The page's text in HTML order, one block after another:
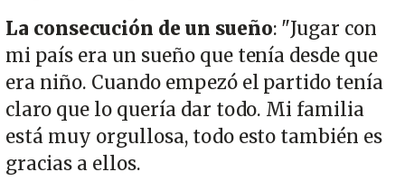
La consecución de un sueño: "Jugar con
mi país era un sueño que tenía desde que
era niño. Cuando empezó el partido tenía
claro que lo quería dar todo. Mi familia
está muy orgullosa, todo esto también es
gracias a ellos.